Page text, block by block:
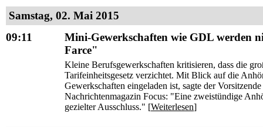
Samstag, 02. Mai 2015
09:11
Mini-Gewerkschaften wie GDL werden
Farce"
Kleine Berufsgewerkschaften kritisieren, dass die
Tarifeinheitsgesetz verzichtet. Mit Blick auf die
Gewerkschaften eingeladen ist, sagte der
Nachrichtenmagazin Focus: "Eine zweistündige
gezielter Ausschluss." [Weiterlesen]